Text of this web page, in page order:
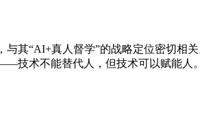
其“AI+真人督学”的战略定位密切
技术不能替代人，但技术可以赋能人。